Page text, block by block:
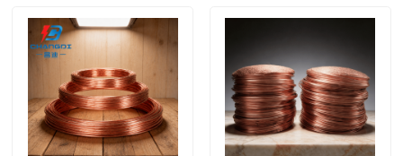
Über uns